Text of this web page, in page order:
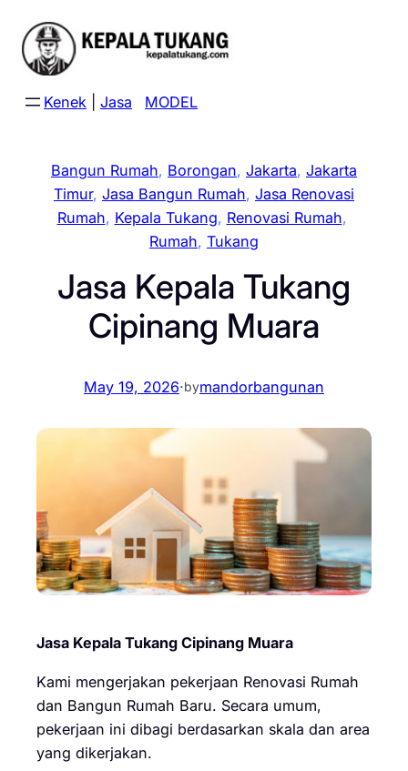
content
Kenek Jasa MODEL
Bangun Rumah, Borongan, Jakarta, Jakarta
Timur, Jasa Bangun Rumah, Jasa Renovasi
Rumah, Kepala Tukang, Renovasi Rumah
Rumah, Tukang
Jasa Kepala Tukang
Cipinang Muara
May 19, 2026·bymandorbangunan
Jasa Kepala Tukang Cipinang Muara
Kami mengerjakan pekerjaan Renovasi Rumah
dan Bangun Rumah Baru. Secara umum,
pekerjaan ini dibagi berdasarkan skala dan area
yang dikerjakan.